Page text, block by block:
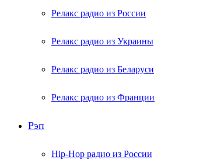
Релакс радио из России
Релакс радио из Украины
Релакс радио из Беларуси
Релакс радио из Франции
Рэп
Hip-Hop радио из России